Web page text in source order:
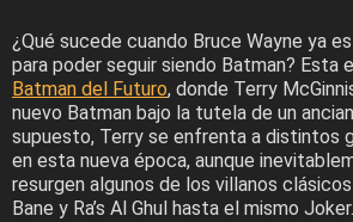
¿Qué sucede cuando Bruce Wayne ya
para poder seguir siendo Batman? Esta
Batman del Futuro, donde Terry
nuevo Batman bajo la tutela de un
supuesto, Terry se enfrenta a distintos
en esta nueva época, aunque
resurgen algunos de los villanos
Bane y Ra’s Al Ghul hasta el mismo Joker.